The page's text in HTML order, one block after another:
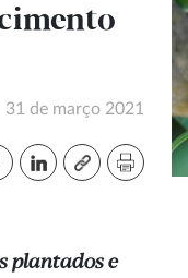
31 de março 2021
plantados e